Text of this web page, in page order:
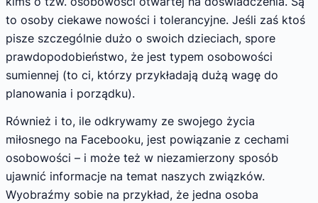
to osoby ciekawe nowości i tolerancyjne. Jeśli zaś ktoś
pisze szczególnie dużo o swoich dzieciach, spore
prawdopodobieństwo, że jest typem osobowości
sumiennej (to ci, którzy przykładają dużą wagę do
planowania i porządku).
Również i to, ile odkrywamy ze swojego życia
miłosnego na Facebooku, jest powiązanie z cechami
osobowości – i może też w niezamierzony sposób
ujawnić informacje na temat naszych związków.
Wyobraźmy sobie na przykład, że jedna osoba